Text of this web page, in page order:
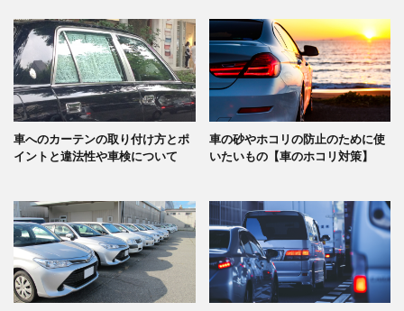
車へのカーテンの取り付け方とポ
イントと違法性や車検について
車の砂やホコリの防止のために使
いたいもの【車のホコリ対策】